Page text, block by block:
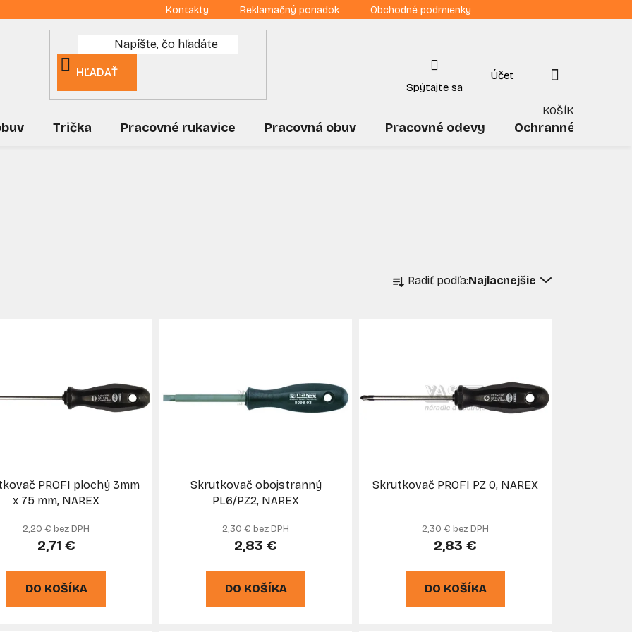
Kontakty Reklamačný poriadok Obchodné podmienky
HĽADAŤ
NÁKUPNÝ
KOŠÍK
Trička Pracovné rukavice Pracovná obuv Pracovné odevy Ochranné
a
p
k
Radiť podľa:Najlacnejšie
PROFI plochý 3mm
x 75 mm, NAREX
2,20 € bez DPH
2,71 €
DO KOŠÍKA
Skrutkovač obojstranný
PL6/PZ2, NAREX
2,30 € bez DPH
2,83 €
DO KOŠÍKA
Skrutkovač PROFI PZ 0, NAREX
2,30 € bez DPH
2,83 €
DO KOŠÍKA